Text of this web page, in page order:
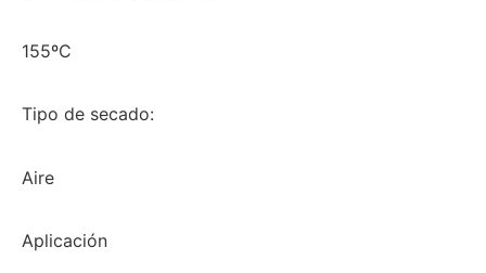
155ºC
Tipo de secado:
Aire
Aplicación